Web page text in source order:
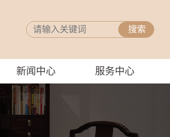
新闻中心 服务中心